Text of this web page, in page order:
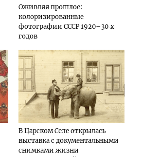
Оживляя прошлое:
колоризированные
фотографии СССР 1920–30‑х
годов
В Царском Селе открылась
выставка с документальными
снимками жизни